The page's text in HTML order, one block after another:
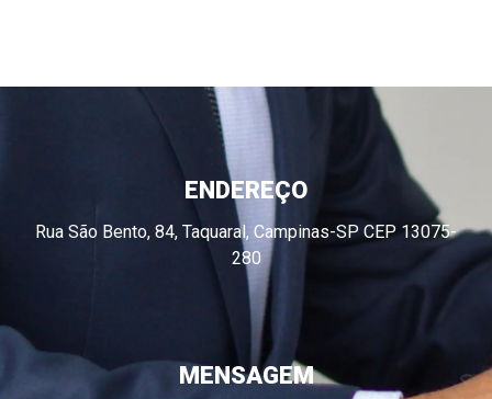
ENDEREÇO
Rua São Bento, 84, Taquaral, Campinas-SP CEP 13075-
280
MENSAGEM